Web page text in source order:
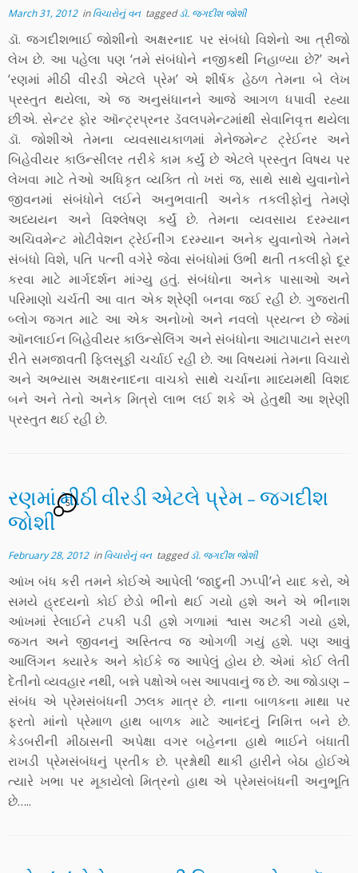
March 31, 2012inવિચારોનું વન taggedડૉ. જગદીશ જોશી
ડૉ. જગદીશભાઈ જોશીનો અક્ષરનાદ પર સંબંધો વિશેનો આ ત્રીજો
લેખ છે. આ પહેલા પણ ‘તમે સંબંધોને નજીકથી નિહાળ્યા છે?’ અને
‘રણમાં મીઠી વીરડી એટલે પ્રેમ’ એ શીર્ષક હેઠળ તેમના બે લેખ
પ્રસ્તુત થયેલા, એ જ અનુસંધાનને આજે આગળ ધપાવી રહ્યા
છીએ. સેન્ટર ફોર ઑન્ટ્રપ્રનર ડૅવલપમેન્ટમાંથી સેવાનિવૃત્ત થયેલા
ડૉ. જોશીએ તેમના વ્યવસાયકાળમાં મેનેજમેન્ટ ટ્રેઈનર અને
બિહેવીયર કાઉન્સીલર તરીકે કામ કર્યું છે એટલે પ્રસ્તુત વિષય પર
લેખવા માટે તેઓ અધિકૃત વ્યક્તિ તો ખરાં જ, સાથે સાથે યુવાનોને
જીવનમાં સંબંધોને લઈને અનુભવાતી અનેક તકલીફોનું તેમણે
અધ્યયન અને વિશ્લેષણ કર્યું છે. તેમના વ્યવસાય દરમ્યાન
અચિવમેન્ટ મોટીવેશન ટ્રેઈનીંગ દરમ્યાન અનેક યુવાનોએ તેમને
સંબંધો વિશે, પતિ પત્ની વગેરે જેવા સંબંધોમાં ઉભી થતી તકલીફો દૂર
કરવા માટે માર્ગદર્શન માંગ્યુ હતું. સંબંધોના અનેક પાસાઓ અને
પરિમાણો ચર્ચતી આ વાત એક શ્રેણી બનવા જઈ રહી છે. ગુજરાતી
બ્લોગ જગત માટે આ એક અનોખો અને નવલો પ્રયત્ન છે જેમાં
ઑનલાઈન બિહેવીયર કાઉન્સેલિંગ અને સંબંધોના આટાપાટાને સરળ
રીતે સમજાવતી ફિલસૂફી ચર્ચાઈ રહી છે. આ વિષયમાં તેમના વિચારો
અને અભ્યાસ અક્ષરનાદના વાચકો સાથે ચર્ચાના માધ્યમથી વિશદ
બને અને તેનો અનેક મિત્રો લાભ લઈ શકે એ હેતુથી આ શ્રેણી
પ્રસ્તુત થઈ રહી છે.
રણમાં મીઠી વીરડી એટલે પ્રેમ – જગદીશ
જોશી
5
February 28, 2012inવિચારોનું વન taggedડૉ. જગદીશ જોશી
આંખ બંધ કરી તમને કોઈએ આપેલી ‘જાદુની ઝપ્પી’ને યાદ કરો, એ
સમયે હ્રદયનો કોઈ છેડો ભીનો થઈ ગયો હશે અને એ ભીનાશ
આંખમાં રેલાઈને ટપકી પડી હશે ગળામાં શ્વાસ અટકી ગયો હશે,
જગત અને જીવનનું અસ્તિત્વ જ ઓગળી ગયું હશે. પણ આવું
આલિંગન ક્યારેક અને કોઈકે જ આપેલું હોય છે. એમાં કોઈ લેતી
દેતીનો વ્યવહાર નથી, બન્ને પક્ષોએ બસ આપવાનું જ છે. આ જોડાણ –
સંબંધ એ પ્રેમસંબંધની ઝલક માત્ર છે. નાના બાળકના માથા પર
ફરતો માંનો પ્રેમાળ હાથ બાળક માટે આનંદનું નિમિત્ત બને છે.
કેડબરીની મીઠાસની અપેક્ષા વગર બહેનના હાથે ભાઈને બંધાતી
રાખડી પ્રેમસંબંધનું પ્રતીક છે. પ્રશ્નોથી થાકી હારીને બેઠા હોઈએ
ત્યારે ખભા પર મૂકાયેલો મિત્રનો હાથ એ પ્રેમસંબંધની અનુભૂતિ
છે…..